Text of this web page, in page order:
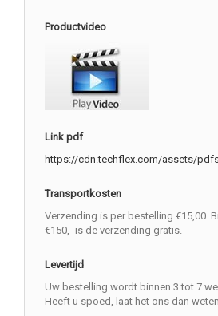
Productvideo
Link pdf
https://cdn.techflex.com/assets/
Transportkosten
Verzending is per bestelling €15,00.
€150,- is de verzending gratis.
Levertijd
Uw bestelling wordt binnen 3 tot 7
Heeft u spoed, laat het ons dan